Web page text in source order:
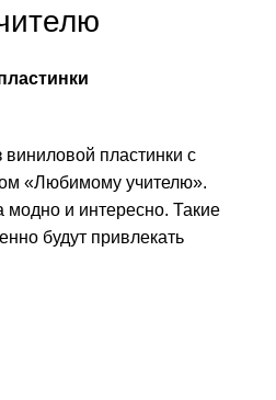
пластинки с
«Любимому учителю».
и интересно. Такие
будут привлекать